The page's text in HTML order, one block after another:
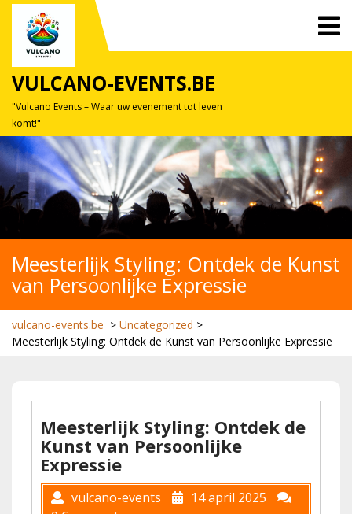
Skip
content
VULCANO-EVENTS.BE
"Vulcano Events – Waar uw evenement tot leven
komt!"
Meesterlijk Styling: Ontdek de Kunst
van Persoonlijke Expressie
vulcano-events.be > Uncategorized >
Meesterlijk Styling: Ontdek de Kunst van Persoonlijke Expressie
Meesterlijk Styling: Ontdek de
Kunst van Persoonlijke
Expressie
vulcano-events
14 april 2025